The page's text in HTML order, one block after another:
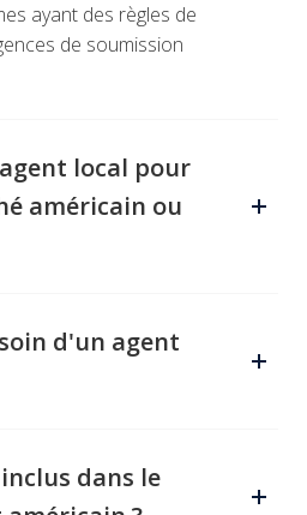
ayant des règles de
de soumission
local pour
américain ou
américain ou un représentant
communiquer avec les
la conformité
d'un agent
étrangers qui
traitent des dispositifs
dans le